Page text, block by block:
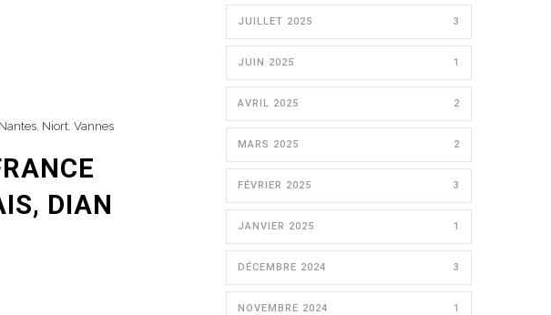
Nantes, Niort, Vannes
DIAN
JUILLET 2025 3
JUIN 2025 1
AVRIL 2025 2
MARS 2025 2
FÉVRIER 2025 3
JANVIER 2025 1
DÉCEMBRE 2024 3
NOVEMBRE 2024 1